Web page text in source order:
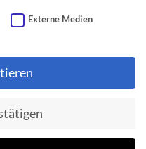
Simulation unmöglich
Schaltermodelle mit
Wertetabellen
mit
Externe Medien